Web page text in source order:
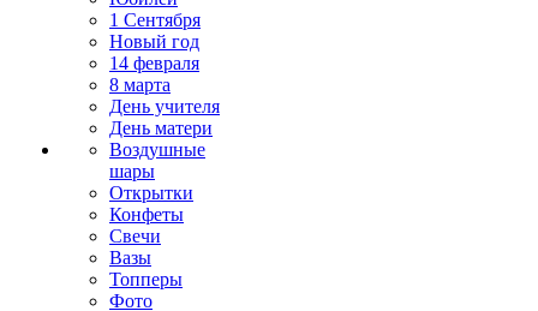
1 Сентября
Новый год
14 февраля
8 марта
День учителя
День матери
Воздушные
шары
Открытки
Конфеты
Свечи
Вазы
Топперы
Фото